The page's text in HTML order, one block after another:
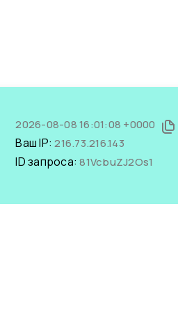
2026-08-08 16:01:08 +0000
Ваш IP:216.73.216.143
ID запроса:81VcbuZJ2Os1